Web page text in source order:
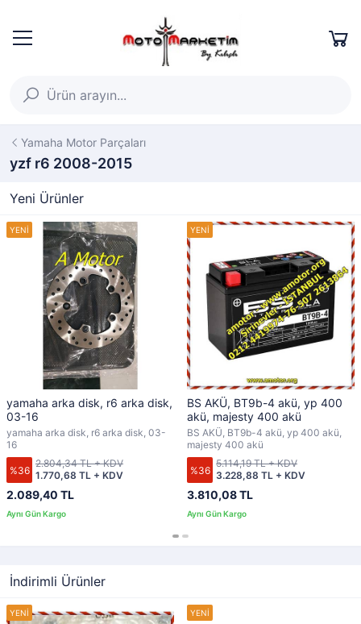
Yamaha Motor Parçaları
yzf r6 2008-2015
Yeni Ürünler
yamaha arka disk, r6 arka disk,
03-16
yamaha arka disk, r6 arka disk, 03-
16
%36
2.089,40 TL
1.770,68 TL + KDV
2.804,34 TL + KDV
BS AKÜ, BT9b-4 akü, yp 400
akü, majesty 400 akü
BS AKÜ, BT9b-4 akü, yp 400 akü,
majesty 400 akü
%36
3.810,08 TL
3.228,88 TL + KDV
5.114,19 TL + KDV
İndirimli Ürünler